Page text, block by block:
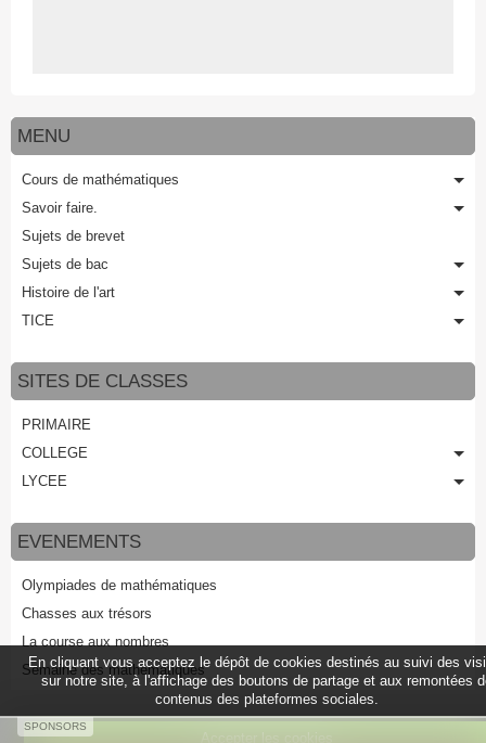
MENU
Cours de mathématiques
Savoir faire.
Sujets de brevet
Sujets de bac
Histoire de l'art
TICE
SITES DE CLASSES
PRIMAIRE
COLLEGE
LYCEE
EVENEMENTS
Olympiades de mathématiques
Chasses aux trésors
La course aux nombres
Semaine des mathématiques
SPONSORS
En cliquant vous acceptez le dépôt de cookies destinés au suivi des
sur notre site, à l'affichage des boutons de partage et aux remontées
contenus des plateformes sociales.
Accepter les cookies